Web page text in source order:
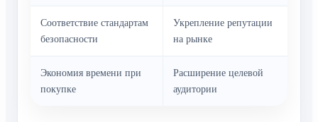
Соответствие стандартам
безопасности
Укрепление репутации
на рынке
Экономия времени при
покупке
Расширение целевой
аудитории